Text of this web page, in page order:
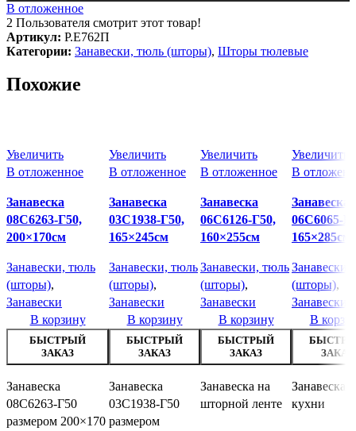
В отложенное
2 Пользователя смотрит этот товар!
Артикул: Р.Е762П
Категории: Занавески, тюль (шторы), Шторы тюлевые
Похожие
Увеличить
В отложенное
Занавеска
08С6263-Г50,
200×170см
Занавески, тюль
(шторы),
Занавески
В корзину
БЫСТРЫЙ
ЗАКАЗ
Занавеска
08С6263-Г50
размером 200×170
Увеличить
В отложенное
Занавеска
03С1938-Г50,
165×245см
Занавески, тюль
(шторы),
Занавески
В корзину
БЫСТРЫЙ
ЗАКАЗ
Занавеска
03С1938-Г50
размером
Увеличить
В отложенное
Занавеска
06С6126-Г50,
160×255см
Занавески, тюль
(шторы),
Занавески
В корзину
БЫСТРЫЙ
ЗАКАЗ
Занавеска на
шторной ленте
Увеличить
В
Занавеска
06С6065-
165×285см
Занавески,
(шторы),
Занавески
В
ЗАКАЗ
Занавеска
кухни